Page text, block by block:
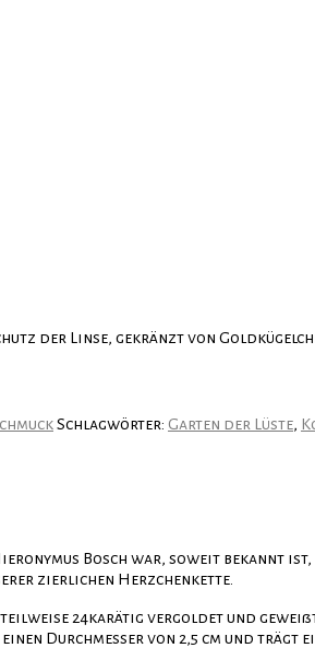
der Linse, gekränzt von
Schlagwörter: Garten der Lüste,
Bosch war, soweit bekannt
zierlichen Herzchenkette.
24karätig vergoldet und
Durchmesser von 2,5 cm und trägt